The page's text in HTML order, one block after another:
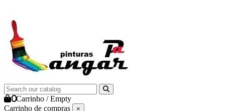
0Carrinho /Empty
Carrinho de compras
×